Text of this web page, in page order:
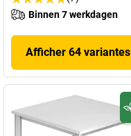
Binnen 7 werkdagen
Afficher 64 variantes